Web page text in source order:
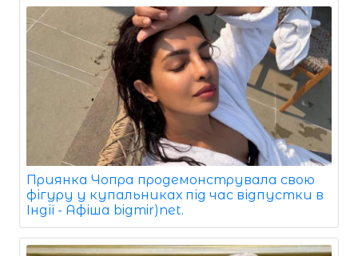
Приянка Чопра продемонструвала свою
фігуру у купальниках під час відпустки в
Індії - Афіша bigmir)net.